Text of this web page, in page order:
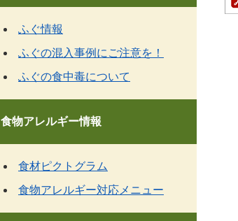
ふぐ情報
ふぐの混入事例にご注意を！
ふぐの食中毒について
食物アレルギー情報
食材ピクトグラム
食物アレルギー対応メニュー